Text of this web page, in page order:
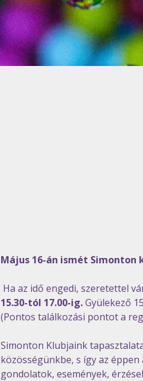
Május 16-án ismét Simonton
Ha az idő engedi, szeretettel
15.30-tól 17.00-ig. Gyülekező
(Pontos találkozási pontot a
Simonton Klubjaink
közösségünkbe, s így az
gondolatok, események,